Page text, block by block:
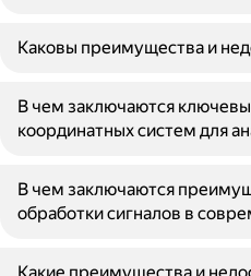
Каковы преимущества и
В чем заключаются
координатных систем для
В чем заключаются
обработки сигналов в